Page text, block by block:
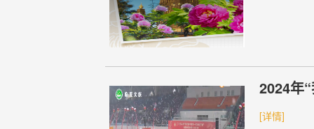
2024年
[详情]